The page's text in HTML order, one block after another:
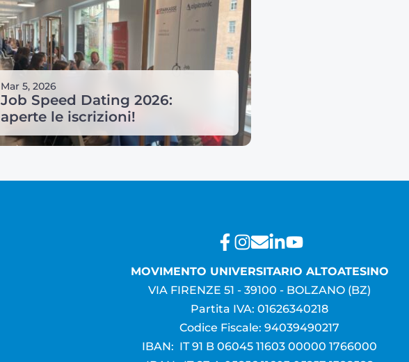
Mar 5, 2026
Job Speed Dating 2026:
aperte le iscrizioni!
MOVIMENTO UNIVERSITARIO ALTOATESINO
VIA FIRENZE 51 - 39100 - BOLZANO (BZ)
Partita IVA: 01626340218
Codice Fiscale: 94039490217
IBAN: IT 91 B 06045 11603 00000 1766000